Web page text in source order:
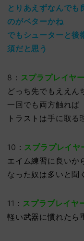
とりあえずなんでも
のがベターかね
でもシューターと後
須だと思う
8： スプラプレイヤ
どっち先でもええん
一回でも両方触れば
トラストは手に取る
10： スプラプレイヤ
エイム練習に良いか
なった奴は多いと聞く
11： スプラプレイヤ
軽い武器に慣れたら